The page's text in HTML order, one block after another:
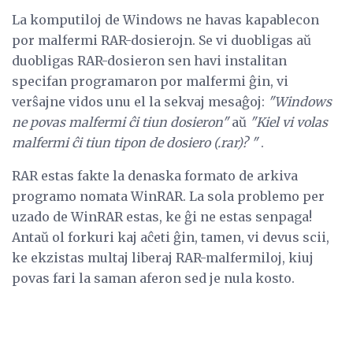
La komputiloj de Windows ne havas kapablecon
por malfermi RAR-dosierojn. Se vi duobligas aŭ
duobligas RAR-dosieron sen havi instalitan
specifan programaron por malfermi ĝin, vi
verŝajne vidos unu el la sekvaj mesaĝoj: "Windows
ne povas malfermi ĉi tiun dosieron"aŭ "Kiel vi volas
malfermi ĉi tiun tipon de dosiero (.rar)? ".
RAR estas fakte la denaska formato de arkiva
programo nomata WinRAR. La sola problemo per
uzado de WinRAR estas, ke ĝi ne estas senpaga!
Antaŭ ol forkuri kaj aĉeti ĝin, tamen, vi devus scii,
ke ekzistas multaj liberaj RAR-malfermiloj, kiuj
povas fari la saman aferon sed je nula kosto.